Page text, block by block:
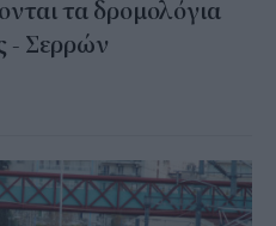
τα δρομολόγια
- Σερρών